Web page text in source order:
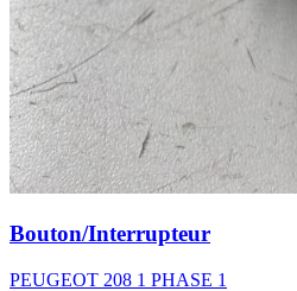
Bouton/Interrupteur
PEUGEOT 208 1 PHASE 1